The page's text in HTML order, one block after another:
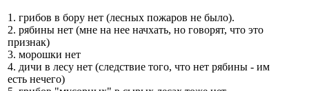
1. грибов в бору нет (лесных пожаров не было).
2. рябины нет (мне на нее начхать, но говорят, что это
признак)
3. морошки нет
4. дичи в лесу нет (следствие того, что нет рябины - им
есть нечего)